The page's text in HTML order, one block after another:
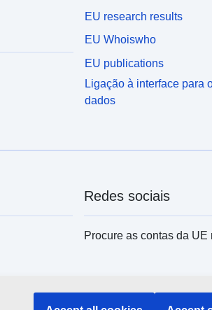
EU research results
EU Whoiswho
EU publications
Ligação à interface para
dados
Redes sociais
Procure as contas da UE